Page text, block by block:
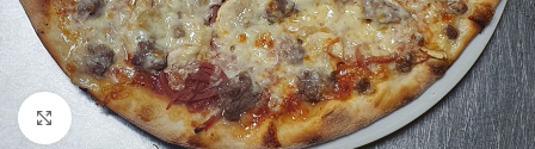
Klik for at forstørre